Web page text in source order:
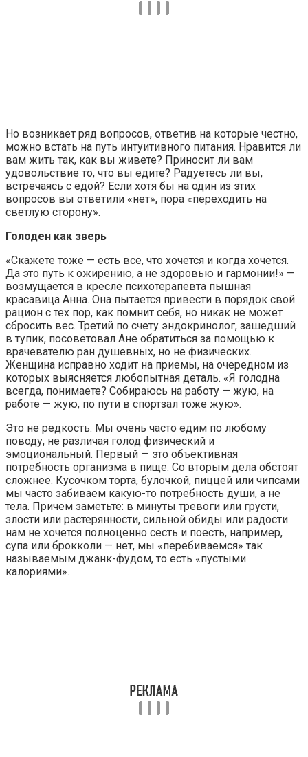
Но возникает ряд вопросов, ответив на которые честно,
можно встать на путь интуитивного питания. Нравится ли
вам жить так, как вы живете? Приносит ли вам
удовольствие то, что вы едите? Радуетесь ли вы,
встречаясь с едой? Если хотя бы на один из этих
вопросов вы ответили «нет», пора «переходить на
светлую сторону».
Голоден как зверь
«Скажете тоже — есть все, что хочется и когда хочется.
Да это путь к ожирению, а не здоровью и гармонии!» —
возмущается в кресле психотерапевта пышная
красавица Анна. Она пытается привести в порядок свой
рацион с тех пор, как помнит себя, но никак не может
сбросить вес. Третий по счету эндокринолог, зашедший
в тупик, посоветовал Ане обратиться за помощью к
врачевателю ран душевных, но не физических.
Женщина исправно ходит на приемы, на очередном из
которых выясняется любопытная деталь. «Я голодна
всегда, понимаете? Собираюсь на работу — жую, на
работе — жую, по пути в спортзал тоже жую».
Это не редкость. Мы очень часто едим по любому
поводу, не различая голод физический и
эмоциональный. Первый — это объективная
потребность организма в пище. Со вторым дела обстоят
сложнее. Кусочком торта, булочкой, пиццей или чипсами
мы часто забиваем какую-­­то потребность души, а не
тела. Причем заметьте: в минуты тревоги или грусти,
злости или растерянности, сильной обиды или радости
нам не хочется полноценно сесть и поесть, например,
супа или брокколи — нет, мы «перебиваемся» так
называемым джанк-­­фудом, то есть «пустыми
калориями».